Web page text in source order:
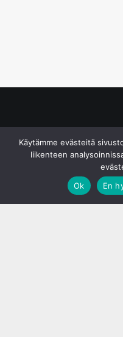
Käytämme evästeitä
liikenteen
Ok
En